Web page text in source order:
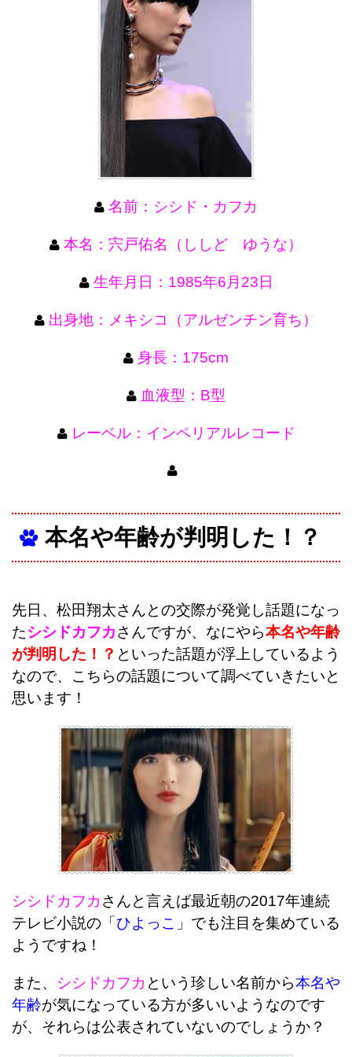
名前：シシド・カフカ
本名：宍戸佑名（ししど ゆうな）
生年月日：1985年6月23日
出身地：メキシコ（アルゼンチン育ち）
身長：175cm
血液型：B型
レーベル：インペリアルレコード
本名や年齢が判明した！？
先日、松田翔太さんとの交際が発覚し話題になっ
たシシドカフカさんですが、なにやら本名や年齢
が判明した！？ といった話題が浮上しているよう
なので、こちらの話題について調べていきたいと
思います！
シシドカフカ さんと言えば最近朝の2017年連続
テレビ小説の「 ひよっこ 」でも注目を集めている
ようですね！
また、 シシドカフカ という珍しい名前から本名や
年齢が気になっている方が多いいようなのです
が、 それらは公表されていないのでしょうか？